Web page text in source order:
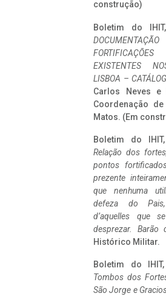
construção)
Boletim do
EXISTENTES
LISBOA –
Carlos Neves e
Coordenação
Matos. (Em
Boletim do
Relação dos
pontos
prezente
que nenhuma
defeza do
d’aquelles que
desprezar. Barão
Histórico Militar.
Boletim do
Tombos dos
São Jorge e